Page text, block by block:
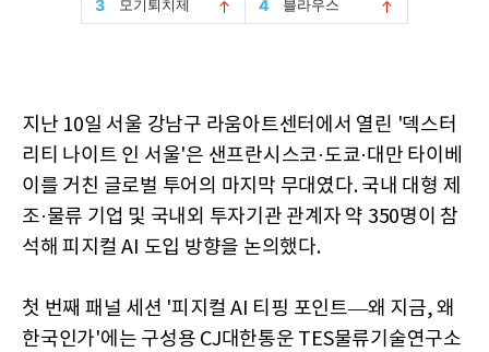
지난 10일 서울 강남구 라움아트센터에서 열린 '덱스터
리티 나이트 인 서울'은 샌프란시스코·도쿄·대만 타이베
이를 거친 글로벌 투어의 마지막 무대였다. 국내 대형 제
조·물류 기업 및 국내외 투자기관 관계자 약 350명이 참
석해 피지컬 AI 도입 방향을 논의했다.
첫 번째 패널 세션 '피지컬 AI 티핑 포인트—왜 지금, 왜
한국인가'에는 구성용 CJ대한통운 TES물류기술연구소